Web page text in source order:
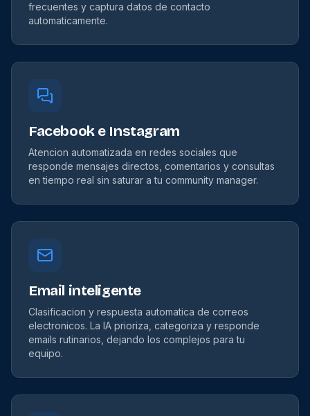
frecuentes y captura datos de contacto
automaticamente.
Facebook e Instagram
Atencion automatizada en redes sociales que
responde mensajes directos, comentarios y consultas
en tiempo real sin saturar a tu community manager.
Email inteligente
Clasificacion y respuesta automatica de correos
electronicos. La IA prioriza, categoriza y responde
emails rutinarios, dejando los complejos para tu
equipo.